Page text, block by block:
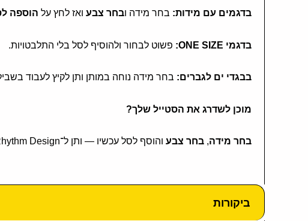
בדגמים עם מידות: בחר מידה ובחר צבעואז לחץ על הוספה
בדגמי ONE SIZE: פשוט לבחור ולהוסיף לסל בלי התלבטויות.
בבגדי ים לגברים: בחר מידה נוחה במותן ותן לקיץ לעבוד
מוכן לשדרג את הסטייל שלך?
בחר מידה, בחר צבעוהוסף לסל עכשיו — ותן ל־Rhythm Design להכניס לך וייב אמיתי לארון.
ביקורות